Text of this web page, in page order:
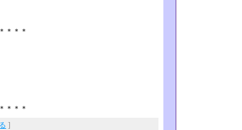
＊＊＊
＊＊＊
]